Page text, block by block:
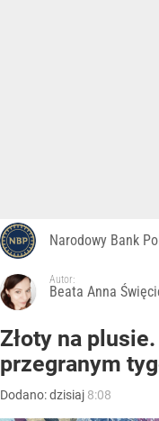
Narodowy Bank
Autor:
Beata Anna
Złoty na
przegranym
Dodano:dzisiaj 8:08